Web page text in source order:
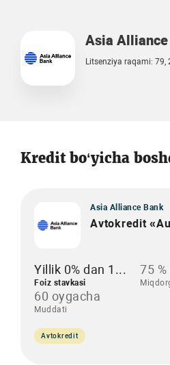
Asia
Litsenziya raqami: 79,
Kredit bo‘yicha
Asia Alliance Bank
Avtokredit
Yillik 0% dan 1...
Foiz stavkasi
75
60 oygacha
Muddati
Avtokredit